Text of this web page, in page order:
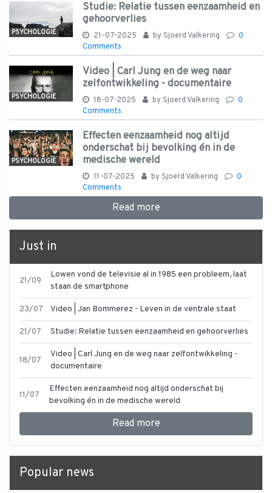
PSYCHOLOGIE
Studie: Relatie tussen eenzaamheid en
gehoorverlies
21-07-2025 by Sjoerd Valkering
0
Comments
PSYCHOLOGIE
Video | Carl Jung en de weg naar
zelfontwikkeling - documentaire
18-07-2025 by Sjoerd Valkering
0
Comments
PSYCHOLOGIE
Effecten eenzaamheid nog altijd
onderschat bij bevolking én in de
medische wereld
11-07-2025 by Sjoerd Valkering
0
Comments
Read more
Just in
21/09
Lowen vond de televisie al in 1985 een probleem, laat
staan de smartphone
23/07 Video | Jan Bommerez - Leven in de ventrale staat
21/07 Studie: Relatie tussen eenzaamheid en gehoorverlies
18/07
Video | Carl Jung en de weg naar zelfontwikkeling -
documentaire
11/07
Effecten eenzaamheid nog altijd onderschat bij
bevolking én in de medische wereld
Read more
Popular news